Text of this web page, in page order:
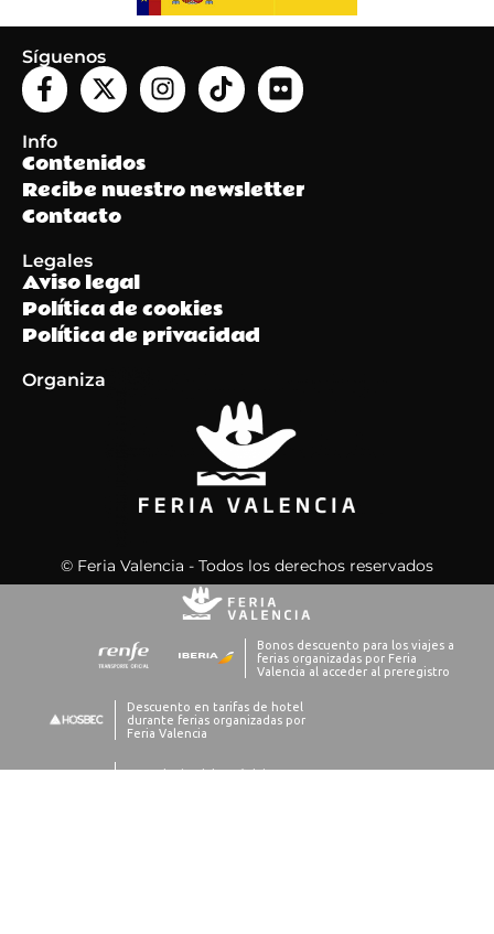
Síguenos
Info
Contenidos
Recibe nuestro newsletter
Contacto
Legales
Aviso legal
Política de cookies
Política de privacidad
Organiza
© Feria Valencia - Todos los derechos reservados